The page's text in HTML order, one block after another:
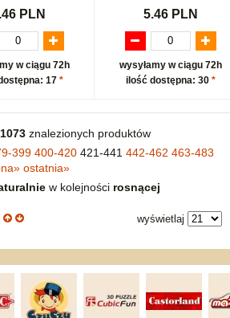
PLN
w ciągu 72h
17 *
5.46 PLN
wysyłamy w ciągu 72h
ilość dostępna: 30 *
1073znalezionych produktów
399 400-420 421-441 442-462 463-483
» ostatnia»
w kolejności rosnącej
wyświetlaj